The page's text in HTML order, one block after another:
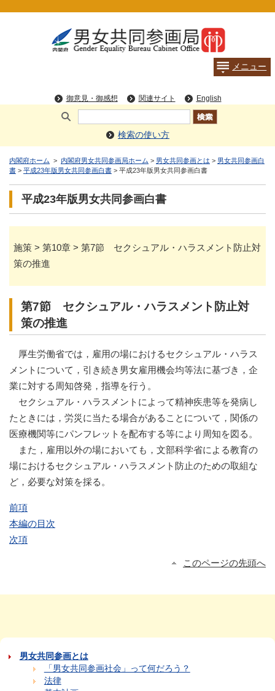
検索の使い方
内閣府ホーム > 内閣府男女共同参画局ホーム > 男女共同参画とは > 男女共同参画白
書 > 平成23年版男女共同参画白書 > 平成23年版男女共同参画白書
平成23年版男女共同参画白書
施策 > 第10章 > 第7節 セクシュアル・ハラスメント防止対
策の推進
第7節 セクシュアル・ハラスメント防止対
策の推進
厚生労働省では，雇用の場におけるセクシュアル・ハラス
メントについて，引き続き男女雇用機会均等法に基づき，企
業に対する周知啓発，指導を行う。
セクシュアル・ハラスメントによって精神疾患等を発病し
たときには，労災に当たる場合があることについて，関係の
医療機関等にパンフレットを配布する等により周知を図る。
また，雇用以外の場においても，文部科学省による教育の
場におけるセクシュアル・ハラスメント防止のための取組な
ど，必要な対策を採る。
前項
本編の目次
次項
このページの先頭へ